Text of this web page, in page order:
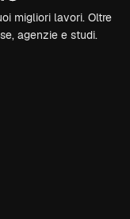
migliori lavori. Oltre
agenzie e studi.